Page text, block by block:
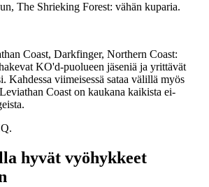
The Shrieking Forest: vähän kuparia.
Coast, Darkfinger, Northern Coast:
KO'd-puolueen jäseniä ja yrittävät
Kahdessa viimeisessä sataa välillä myös
Coast on kaukana kaikista ei-
hyvät vyöhykkeet